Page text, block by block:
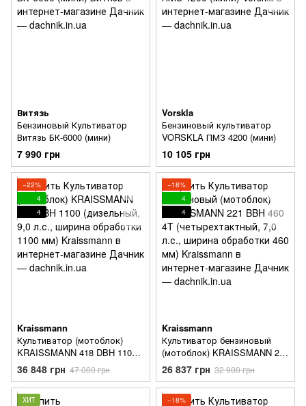
Витязь
Бензиновый Культиватор
Витязь БК-6000 (мини)
7 990 грн
Vorskla
Бензиновый культиватор
VORSKLA ПМЗ 4200 (мини)
10 105 грн
−22%
4
4
Kraissmann
Культиватор (мотоблок)
KRAISSMANN 418 DBH 1100
(дизельный, 9,0 л.с., ширина
обработки 1100 мм)
36 848 грн 47 000 грн
−18%
4
4
Kraissmann
Культиватор бензиновый
(мотоблок) KRAISSMANN 221
BBH 460 4T
(четырехтактный, 7,0 л.с.,
ширина обработки 460 мм)
26 837 грн 32 900 грн
ХИТ
−18%